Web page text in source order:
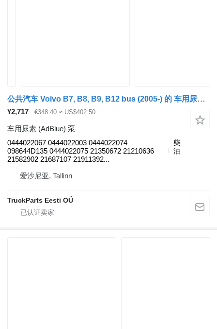
公共汽车 Volvo B7, B8, B9, B12 bus (2005-) 的 车用尿素 (AdBlue) 泵 Bosch 0444022067
¥2,717 €348.40 ≈ US$402.50
车用尿素 (AdBlue) 泵
0444022067 0444022003 0444022074
098644D135 0444022075 21350672 21210636
21582902 21687107 21911392...
柴
油
爱沙尼亚, Tallinn
TruckParts Eesti OÜ